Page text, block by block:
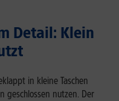
Detail: Klein
in kleine Taschen
geschlossen nutzen. Der